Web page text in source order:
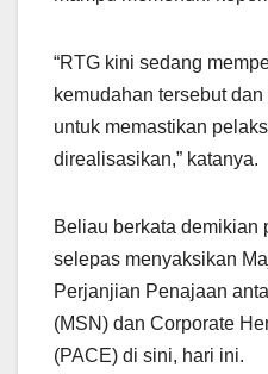
“RTG kini sedang
kemudahan tersebut
untuk memastikan
direalisasikan,” katanya.
Beliau berkata demikian
selepas menyaksikan
Perjanjian Penajaan
(MSN) dan Corporate
(PACE) di sini, hari ini.